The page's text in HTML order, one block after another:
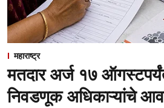
महाराष्ट्र
मतदार अर्ज १७
निवडणूक अधिकाऱ्यांचे